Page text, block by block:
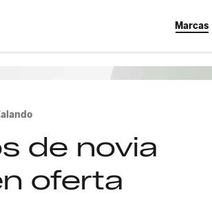
Marcas
de novia
oferta